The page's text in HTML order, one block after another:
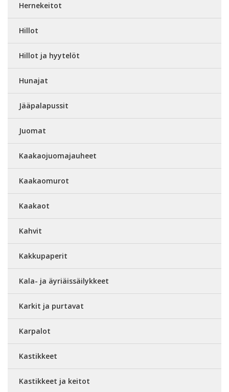
Hernekeitot
Hillot
Hillot ja hyytelöt
Hunajat
Jääpalapussit
Juomat
Kaakaojuomajauheet
Kaakaomurot
Kaakaot
Kahvit
Kakkupaperit
Kala- ja äyriäissäilykkeet
Karkit ja purtavat
Karpalot
Kastikkeet
Kastikkeet ja keitot